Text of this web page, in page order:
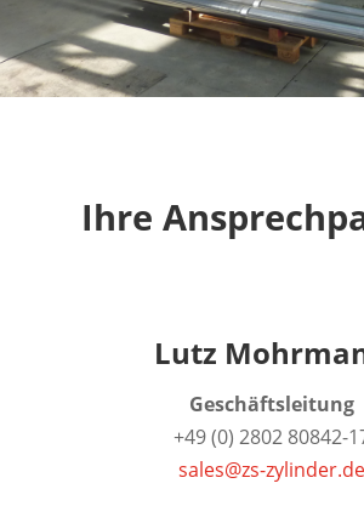
Ihre
Lutz
Geschäftsleitung
+49 (0) 2802 80842-
sales@zs-zylinder.de